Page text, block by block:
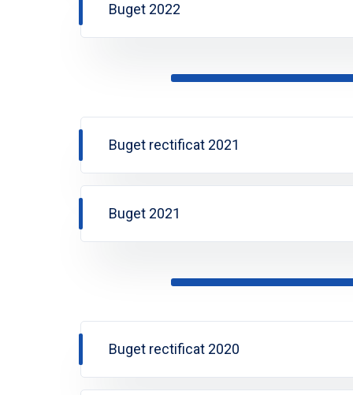
Buget 2022
Buget rectificat 2021
Buget 2021
Buget rectificat 2020